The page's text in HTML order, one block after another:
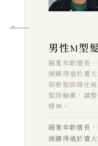
男性M型
隨著年齡增長
頭顯得過於寬
術將髮際線往
髮際輪廓，讓
精神。
隨著年齡增長
頭顯得過於寬